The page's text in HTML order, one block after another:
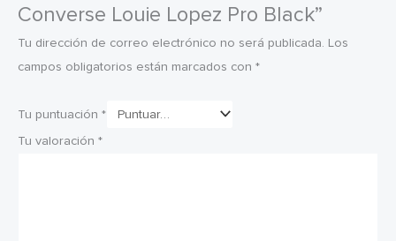
Converse Louie Lopez Pro Black”
Tu dirección de correo electrónico no será publicada. Los
campos obligatorios están marcados con *
Tu puntuación *
Tu valoración *